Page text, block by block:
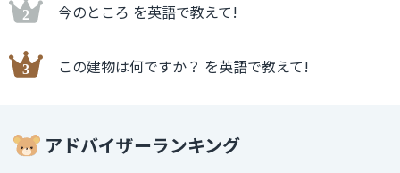
今のところ を英語で教えて!
この建物は何ですか？ を英語で教えて!
アドバイザーランキング